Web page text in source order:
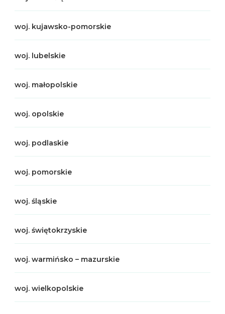
woj. kujawsko-pomorskie
woj. lubelskie
woj. małopolskie
woj. opolskie
woj. podlaskie
woj. pomorskie
woj. śląskie
woj. świętokrzyskie
woj. warmińsko – mazurskie
woj. wielkopolskie